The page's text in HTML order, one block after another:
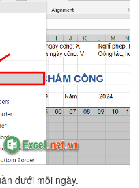
dưới mỗi ngày.